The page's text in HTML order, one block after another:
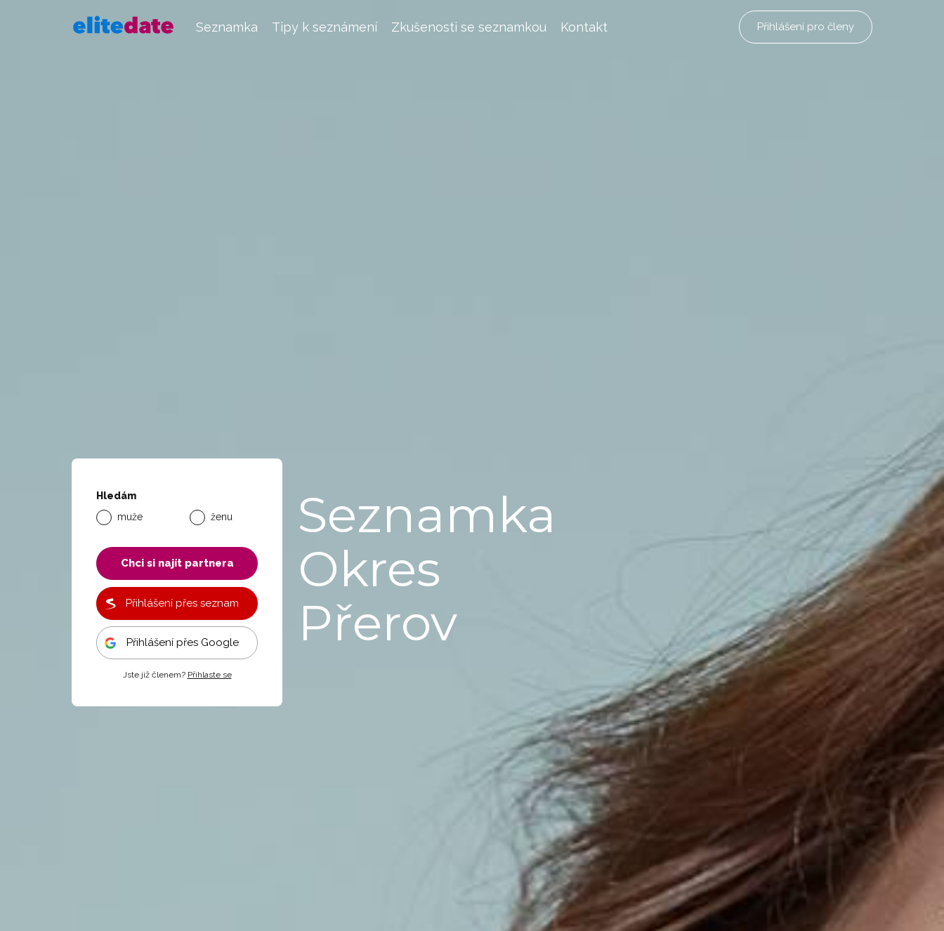
Seznamka Tipy k seznámení Zkušenosti se seznamkou Kontakt Přihlášení pro členy
Hledám
muže
ženu
Chci si najít partnera
Přihlášení přes seznam
Přihlášení přes Google
Jste již členem? Přihlaste se
Seznamka
Okres
Přerov